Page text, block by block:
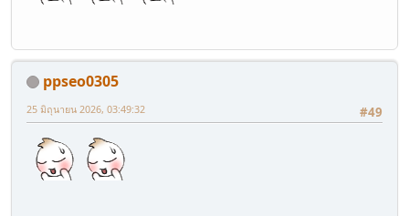
ppseo0305
#49
25 มิถุนายน 2026, 03:49:32